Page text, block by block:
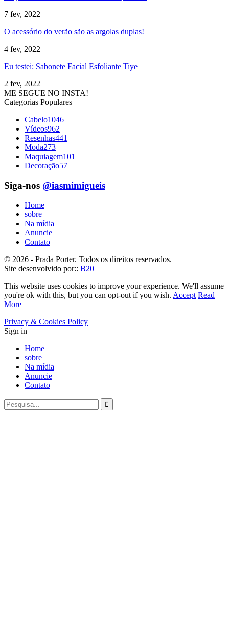
7 fev, 2022
O acessório do verão são as argolas duplas!
4 fev, 2022
Eu testei: Sabonete Facial Esfoliante Tiye
2 fev, 2022
ME SEGUE NO INSTA!
Categorias Populares
Cabelo1046
Vídeos962
Resenhas441
Moda273
Maquiagem101
Decoração57
Siga-nos @iasmimigueis
Home
sobre
Na mídia
Anuncie
Contato
© 2026 - Prada Porter. Todos os direitos reservados.
Site desenvolvido por:: B20
This website uses cookies to improve your experience. We'll assume
you're ok with this, but you can opt-out if you wish. Accept Read
More
Privacy & Cookies Policy
Sign in
Home
sobre
Na mídia
Anuncie
Contato